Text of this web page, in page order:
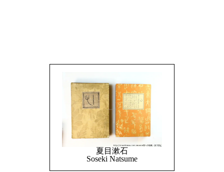
夏目漱石
Soseki Natsume